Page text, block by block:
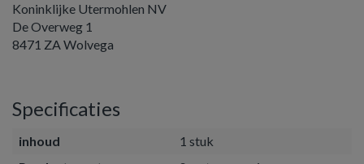
Koninklijke Utermohlen NV
De Overweg 1
8471 ZA Wolvega
Specificaties
inhoud
1 stuk